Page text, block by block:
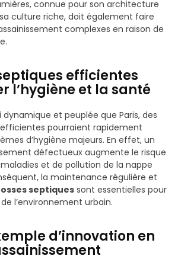
connue pour son architecture
culture riche, doit également faire
complexes en raison de
efficientes
l’hygiène et la santé
dynamique et peuplée que Paris, des
pourraient rapidement
d’hygiène majeurs. En effet, un
défectueux augmente le risque
et de pollution de la nappe
la maintenance régulière et
septiquessont essentielles pour
l’environnement urbain.
d’innovation en